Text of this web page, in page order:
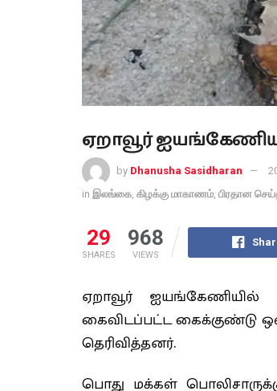
ஏறாவூர்
by Dhanusha Sasidharan
in இலங்கை கிழக்கு மாகாணம் பிரதான
29
SHARES
968
VIEWS
ஏறாவூர் ஐயங்கேணியில்
கைவிடப்பட்ட கைக்குண்டு
தெரிவித்தனர்.
பொது மக்கள்